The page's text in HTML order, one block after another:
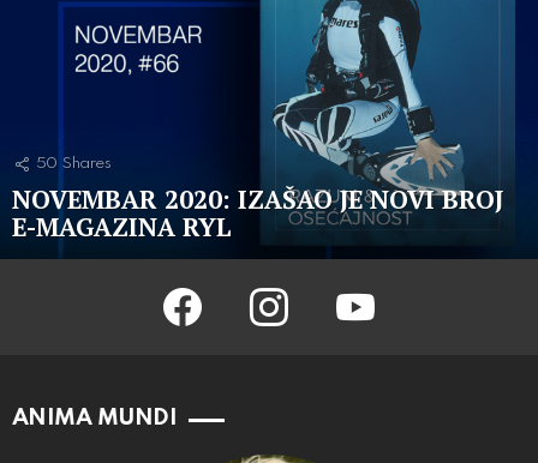
50 Shares
NOVEMBAR 2020: IZAŠAO JE NOVI BROJ
E-MAGAZINA RYL
facebook instagram youtube
ANIMA MUNDI